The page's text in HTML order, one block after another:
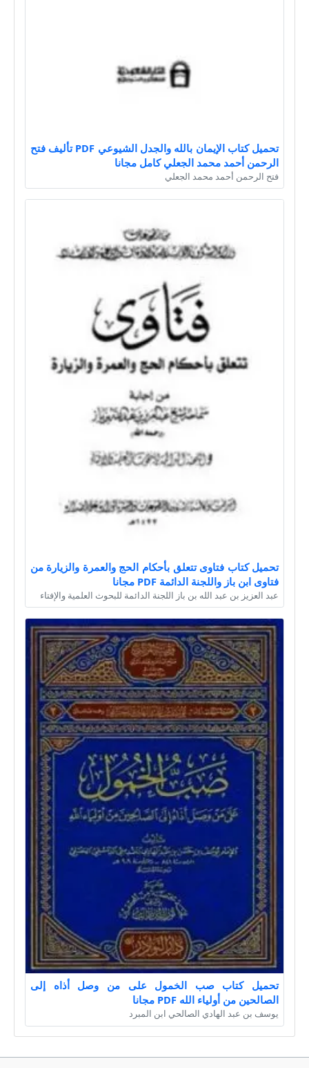
تحميل كتاب الإيمان بالله والجدل الشيوعي PDF تأليف فتح
الرحمن أحمد محمد الجعلي كامل مجانا
فتح الرحمن أحمد محمد الجعلي
تحميل كتاب فتاوى تتعلق بأحكام الحج والعمرة والزيارة من
فتاوى ابن باز واللجنة الدائمة PDF مجانا
عبد العزيز بن عبد الله بن باز اللجنة الدائمة للبحوث العلمية والإفتاء
تحميل كتاب صب الخمول على من وصل أذاه إلى
الصالحين من أولياء الله PDF مجانا
يوسف بن عبد الهادي الصالحي ابن المبرد